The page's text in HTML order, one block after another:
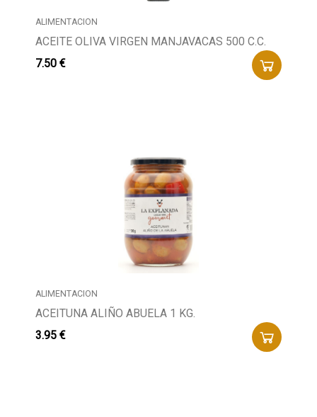
ALIMENTACION
ACEITE OLIVA VIRGEN MANJAVACAS 500 C.C.
7.50 €
ALIMENTACION
ACEITUNA ALIÑO ABUELA 1 KG.
3.95 €